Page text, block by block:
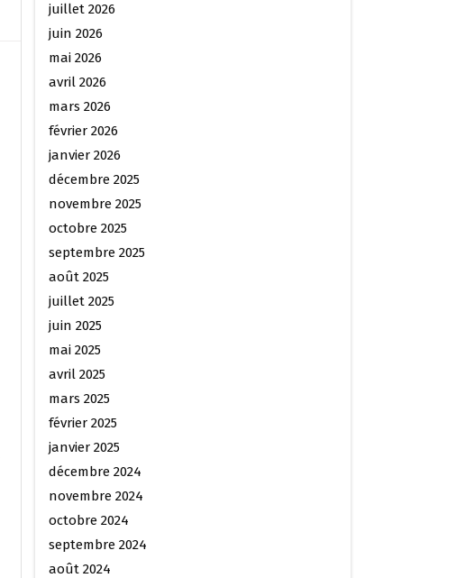
juillet 2026
juin 2026
mai 2026
avril 2026
mars 2026
février 2026
janvier 2026
décembre 2025
novembre 2025
octobre 2025
septembre 2025
août 2025
juillet 2025
juin 2025
mai 2025
avril 2025
mars 2025
février 2025
janvier 2025
décembre 2024
novembre 2024
octobre 2024
septembre 2024
août 2024